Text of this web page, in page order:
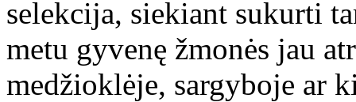
selekcija, siekiant sukurti
metu gyvenę žmonės jau
medžioklėje, sargyboje ar